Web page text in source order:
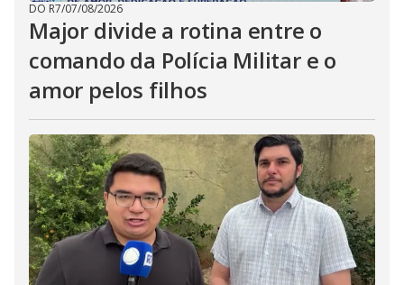
DO R7/07/08/2026
Major divide a rotina entre o
comando da Polícia Militar e o
amor pelos filhos